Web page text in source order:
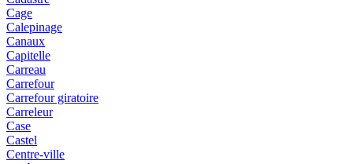
Cage
Calepinage
Canaux
Capitelle
Carreau
Carrefour
Carrefour giratoire
Carreleur
Case
Castel
Centre-ville